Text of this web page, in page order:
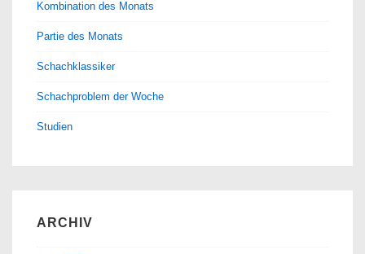
Kombination des Monats
Partie des Monats
Schachklassiker
Schachproblem der Woche
Studien
ARCHIV